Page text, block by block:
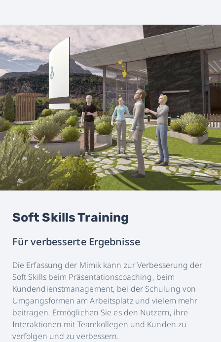
Soft Skills Training
Für verbesserte Ergebnisse
Die Erfassung der Mimik kann zur Verbesserung der
Soft Skills beim Präsentationscoaching, beim
Kundendienstmanagement, bei der Schulung von
Umgangsformen am Arbeitsplatz und vielem mehr
beitragen. Ermöglichen Sie es den Nutzern, ihre
Interaktionen mit Teamkollegen und Kunden zu
verfolgen und zu verbessern.